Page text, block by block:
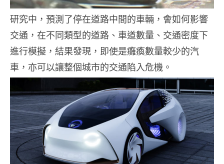
研究中，預測了停在道路中間的車輛，會如何影響
交通，在不同類型的道路、車道數量、交通密度下
進行模擬，結果發現，即使是癱瘓數量較少的汽
車，亦可以讓整個城市的交通陷入危機。